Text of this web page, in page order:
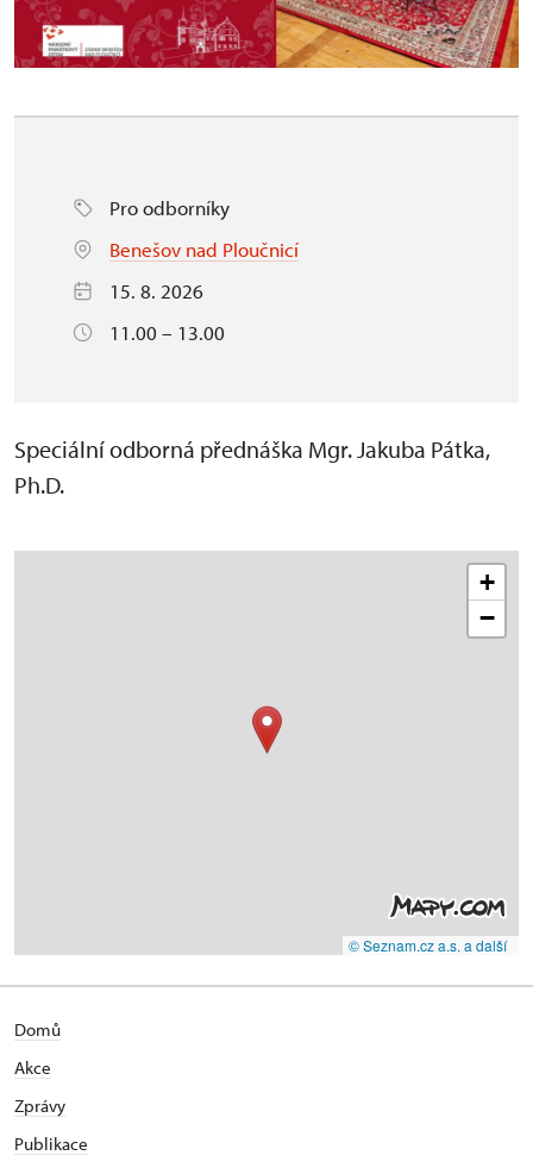
Pro odborníky
Benešov nad Ploučnicí
15. 8. 2026
11.00 – 13.00
Speciální odborná přednáška Mgr. Jakuba Pátka,
Ph.D.
+
−
© Seznam.cz a.s. a další
Domů
Akce
Zprávy
Publikace